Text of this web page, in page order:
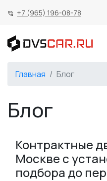
+7 (965) 196-08-78
Главная Блог
Блог
Контрактные
Москве с
подбора до